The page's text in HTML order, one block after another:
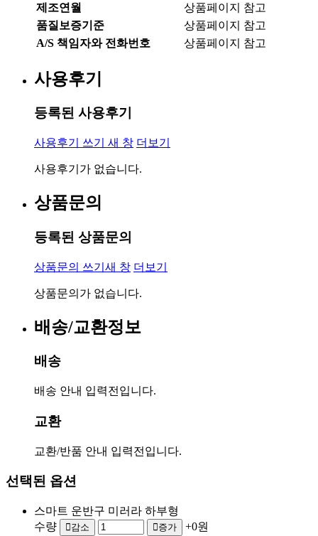
제조연월
상품페이지 참고
품질보증기준
상품페이지 참고
A/S 책임자와 전화번호
상품페이지 참고
사용후기
등록된 사용후기
사용후기 쓰기 새 창 더보기
사용후기가 없습니다.
상품문의
등록된 상품문의
상품문의 쓰기 새 창 더보기
상품문의가 없습니다.
배송/교환정보
배송
배송 안내 입력전입니다.
교환
교환/반품 안내 입력전입니다.
선택된 옵션
스마트 운반구 미러라 하부형
수량
감소 증가 +0원